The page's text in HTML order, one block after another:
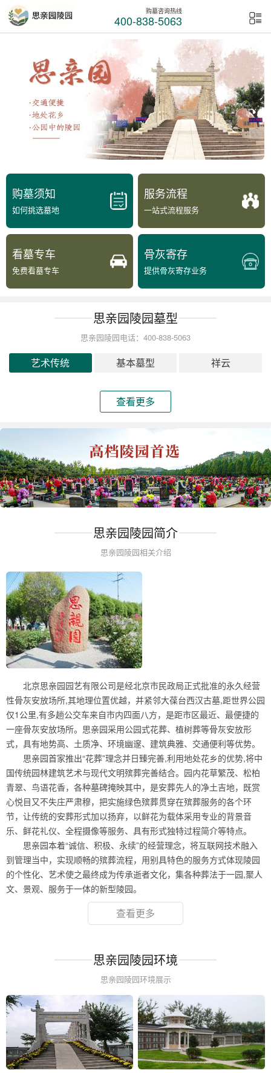
购墓咨询热线
400-838-5063
购墓须知
如何挑选墓地
服务流程
一站式流程服务
看墓专车
免费看墓专车
骨灰寄存
提供骨灰寄存业务
思亲园陵园墓型
思亲园陵园电话：400-838-5063
艺术传统 基本墓型 祥云
查看更多
思亲园陵园简介
思亲园陵园相关介绍
北京思亲园园艺有限公司是经北京市民政局正式批准的永久经营
性骨灰安放场所,其地理位置优越，并紧邻大葆台西汉古墓,距世界公园
仅1公里,有多趟公交车来自市内四面八方，是距市区最近、最便捷的
一座骨灰安放场所。思亲园采用公园式花葬、植树葬等骨灰安放形
式，具有地势高、土质净、环境幽邃、建筑典雅、交通便利等优势。
思亲园首家推出“花葬”理念并日臻完善,利用地处花乡的优势,将中
国传统园林建筑艺术与现代文明殡葬完善结合。园内花草繁茂、松柏
青翠、鸟语花香，各种墓碑掩映其中，是安葬先人的净土吉地，既赏
心悦目又不失庄严肃穆，把实施绿色殡葬贯穿在殡葬服务的各个环
节，让传统的安葬形式加以扬弃，以鲜花为载体采用专业的背景音
乐、鲜花礼仪、全程摄像等服务、具有形式独特过程简介等特点。
思亲园本着“诚信、积极、永续”的经营理念，将互联网技术融入
到管理当中，实现顺畅的殡葬流程，用别具特色的服务方式体现陵园
的个性化、艺术使之最终成为传承逝者文化，集各种葬法于一园,聚人
文、景观、服务于一体的新型陵园。
查看更多
思亲园陵园环境
思亲园陵园环境展示